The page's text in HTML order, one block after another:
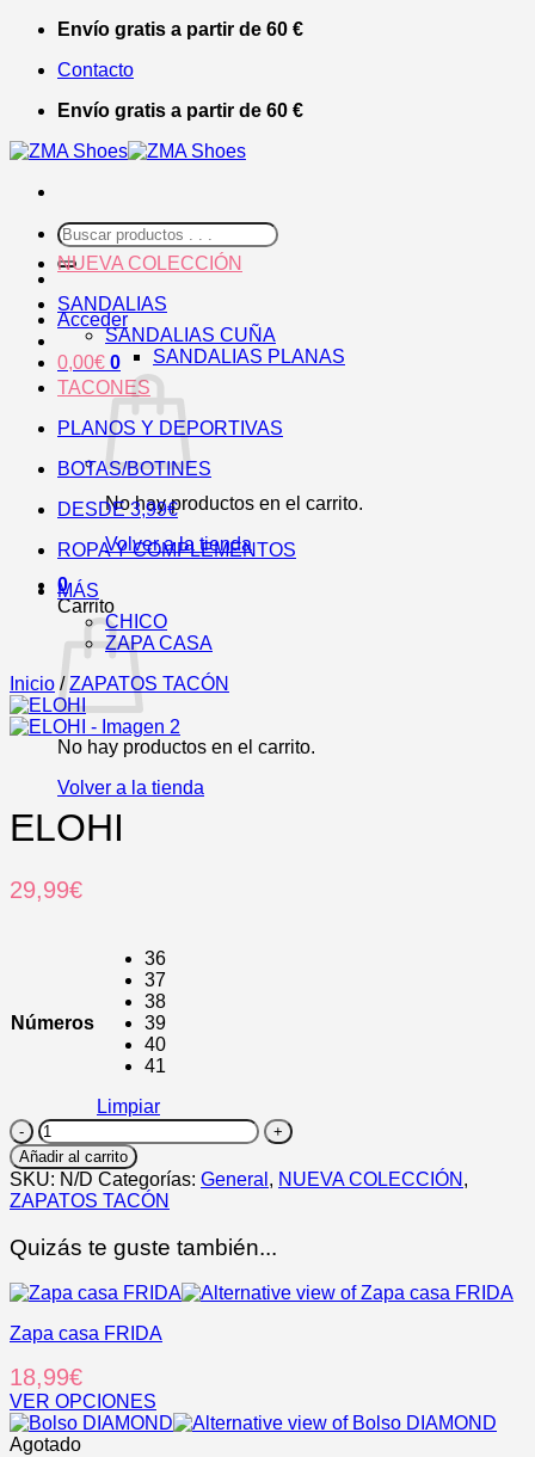
Saltar
contenido
Envío gratis a partir de 60 €
Contacto
Envío gratis a partir de 60 €
Buscar
por:
Acceder
0,00€ 0
No hay productos en el carrito.
Volver a la tienda
0
Carrito
No hay productos en el carrito.
Volver a la tienda
NUEVA COLECCIÓN
SANDALIAS
SANDALIAS CUÑA
SANDALIAS PLANAS
TACONES
PLANOS Y DEPORTIVAS
BOTAS/BOTINES
DESDE 3,99€
ROPA Y COMPLEMENTOS
MÁS
CHICO
ZAPA CASA
Inicio / ZAPATOS TACÓN
ELOHI
29,99€
Números
36
37
38
39
40
41
Limpiar
ELOHI
cantidad
Añadir al carrito
SKU: N/D Categorías: General , NUEVA COLECCIÓN ,
ZAPATOS TACÓN
Quizás te guste también...
Zapa casa FRIDA
18,99€
VER OPCIONES
Este
producto
Agotado